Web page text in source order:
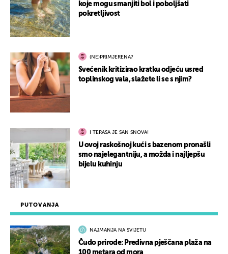
PUTOVANJA
NAJMANJA NA SVIJETU
Čudo prirode: Predivna pješčana plaža na
100 metara od mora
koje mogu smanjiti bol i poboljšati
pokretljivost
(NE)PRIMJERENA?
Svećenik kritizirao kratku odjeću usred
toplinskog vala, slažete li se s njim?
I TERASA JE SAN SNOVA!
U ovoj raskošnoj kući s bazenom pronašli
smo najelegantniju, a možda i najljepšu
bijelu kuhinju